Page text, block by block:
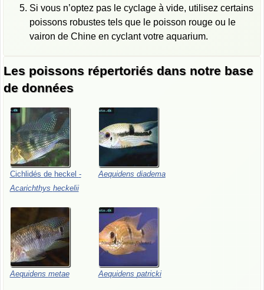
Si vous n’optez pas le cyclage à vide, utilisez certains
poissons robustes tels que le poisson rouge ou le
vairon de Chine en cyclant votre aquarium.
Les poissons répertoriés dans notre base
de données
Cichlidés de heckel -
Acarichthys heckelii
Aequidens diadema
Aequidens metae Aequidens patricki